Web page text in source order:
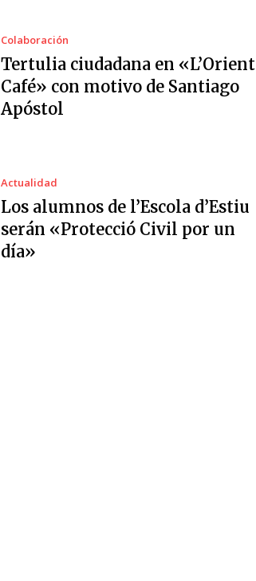
Colaboración
Tertulia ciudadana en «L’Orient
Café» con motivo de Santiago
Apóstol
Actualidad
Los alumnos de l’Escola d’Estiu
serán «Protecció Civil por un
día»